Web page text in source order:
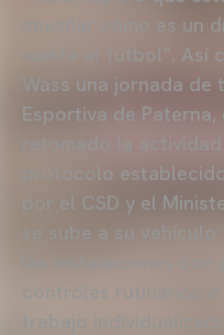
enseñar cómo es un
vuelta al fútbol”. Así
Wass una jornada de
Esportiva de Paterna,
protocolo
por el CSD y el
se sube a su vehículo
controles rutinarios o
trabajo